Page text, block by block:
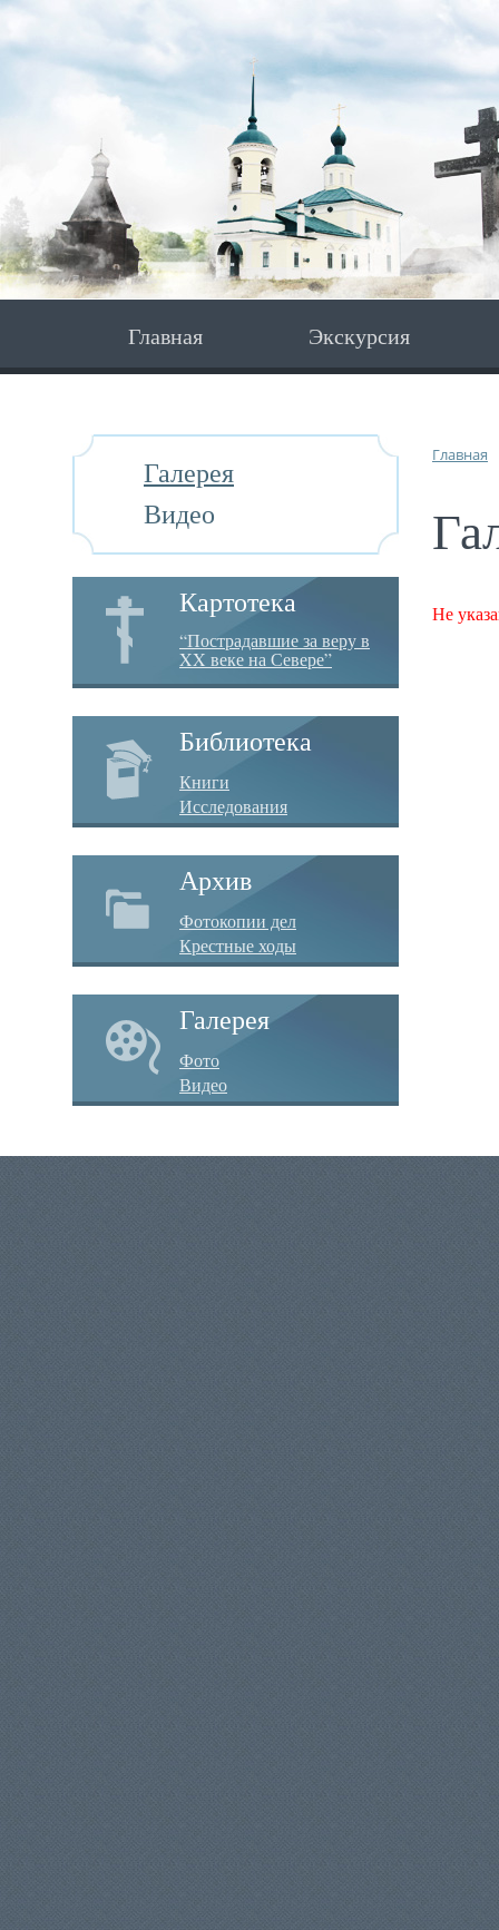
Главная Экскурсия
Галерея
Видео
Картотека
“Пострадавшие за веру в
XX веке на Севере”
Библиотека
Книги
Исследования
Архив
Фотокопии дел
Крестные ходы
Галерея
Фото
Видео
Главная
Не